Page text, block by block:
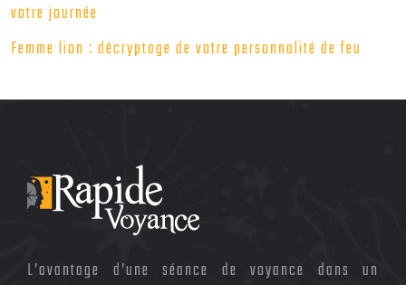
votre journée
Femme lion : décryptage de votre personnalité de feu
L’avantage d’une séance de voyance dans un